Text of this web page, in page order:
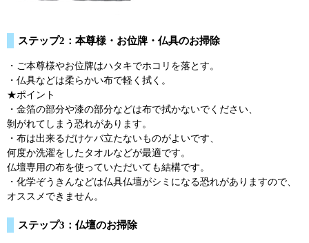
ステップ2：本尊様・お位牌・仏具のお掃除
・ご本尊様やお位牌はハタキでホコリを落とす。
・仏具などは柔らかい布で軽く拭く。
★ポイント
・金箔の部分や漆の部分などは布で拭かないでください、
剝がれてしまう恐れがあります。
・布は出来るだけケバ立たないものがよいです、
何度か洗濯をしたタオルなどが最適です。
仏壇専用の布を使っていただいても結構です。
・化学ぞうきんなどは仏具仏壇がシミになる恐れがありますので、
オススメできません。
ステップ3：仏壇のお掃除